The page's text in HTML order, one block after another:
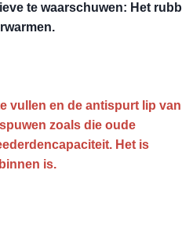
te waarschuwen: Het
vullen en de antispurt lip
zoals die oude
Het is
is.